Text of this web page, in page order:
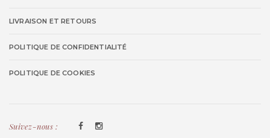
LIVRAISON ET RETOURS
POLITIQUE DE CONFIDENTIALITÉ
POLITIQUE DE COOKIES
Suivez-nous :